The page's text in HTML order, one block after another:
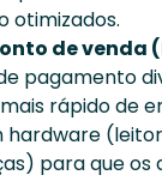
otimizados.
de venda
pagamento
rápido de
hardware
para que os